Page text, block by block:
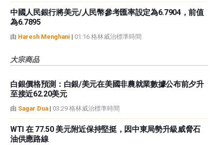
中國人民銀行將美元/人民幣參考匯率設定為6.7904，前值
為6.7895
由 Haresh Menghani | 01:16 格林威治標準時間
大宗商品
白銀價格預測：白銀/美元在美國非農就業數據公布前夕升
至接近62.20美元
由 Sagar Dua | 03:29 格林威治標準時間
WTI 在 77.50 美元附近保持堅挺，因中東局勢升級威脅石
油供應路線